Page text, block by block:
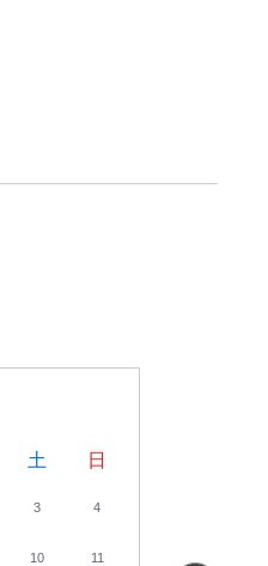
土 日
3 4
10 11